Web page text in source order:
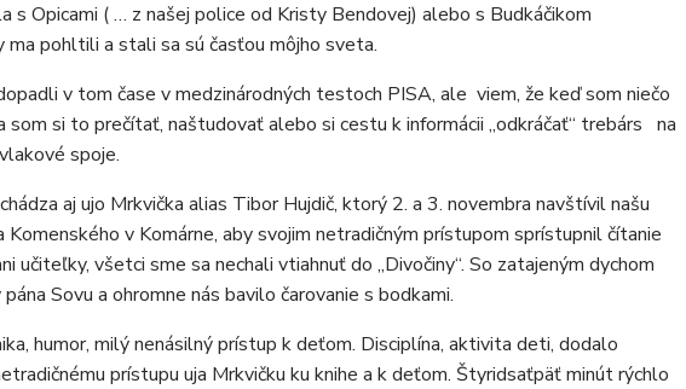
s Opicami ( … z našej police od Kristy Bendovej) alebo s Budkáčikom
ma pohltili a stali sa sú časťou môjho sveta.
v tom čase v medzinárodných testoch PISA, ale viem, že keď som niečo
som si to prečítať, naštudovať alebo si cestu k informácii „odkráčať“ trebárs na
spoje.
aj ujo Mrkvička alias Tibor Hujdič, ktorý 2. a 3. novembra navštívil našu
Komenského v Komárne, aby svojim netradičným prístupom sprístupnil čítanie
učiteľky, všetci sme sa nechali vtiahnuť do „Divočiny“. So zatajeným dychom
Sovu a ohromne nás bavilo čarovanie s bodkami.
humor, milý nenásilný prístup k deťom. Disciplína, aktivita deti, dodalo
prístupu uja Mrkvičku ku knihe a k deťom. Štyridsaťpäť minút rýchlo